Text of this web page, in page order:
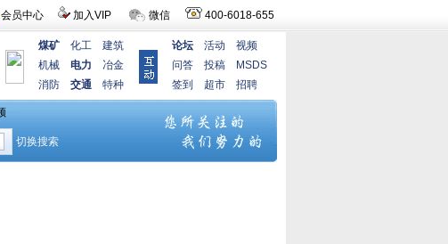
会员中心 加入VIP 微信 400-6018-655
煤矿 化工
建筑
机械
电力
冶金
消防
交通 特种
论坛 活动
视频
问答
投稿
MSDS
签到
超市 招聘